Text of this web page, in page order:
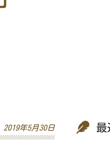
2019年5月30日 最